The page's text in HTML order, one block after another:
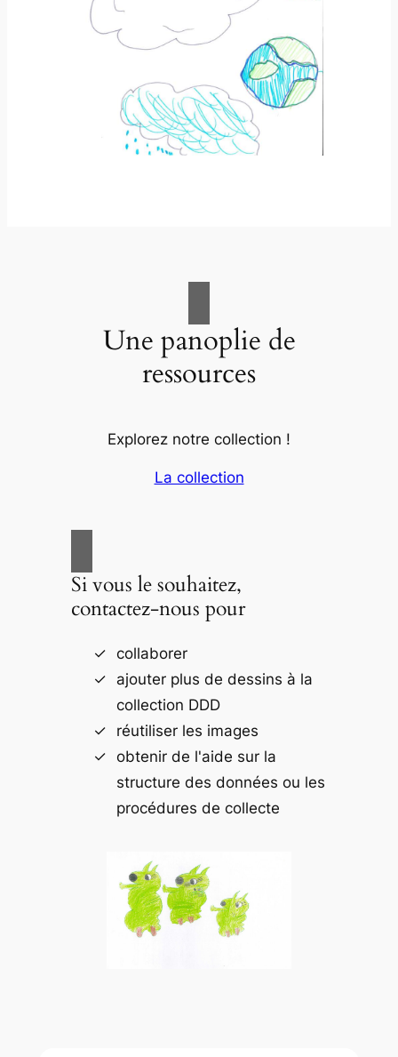
Une panoplie de
ressources
Explorez notre collection !
La collection
Si vous le souhaitez,
contactez-nous pour
collaborer
ajouter plus de dessins à la
collection DDD
réutiliser les images
obtenir de l'aide sur la
structure des données ou les
procédures de collecte